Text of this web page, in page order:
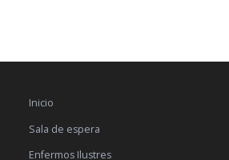
Inicio
Sala de espera
Enfermos Ilustres